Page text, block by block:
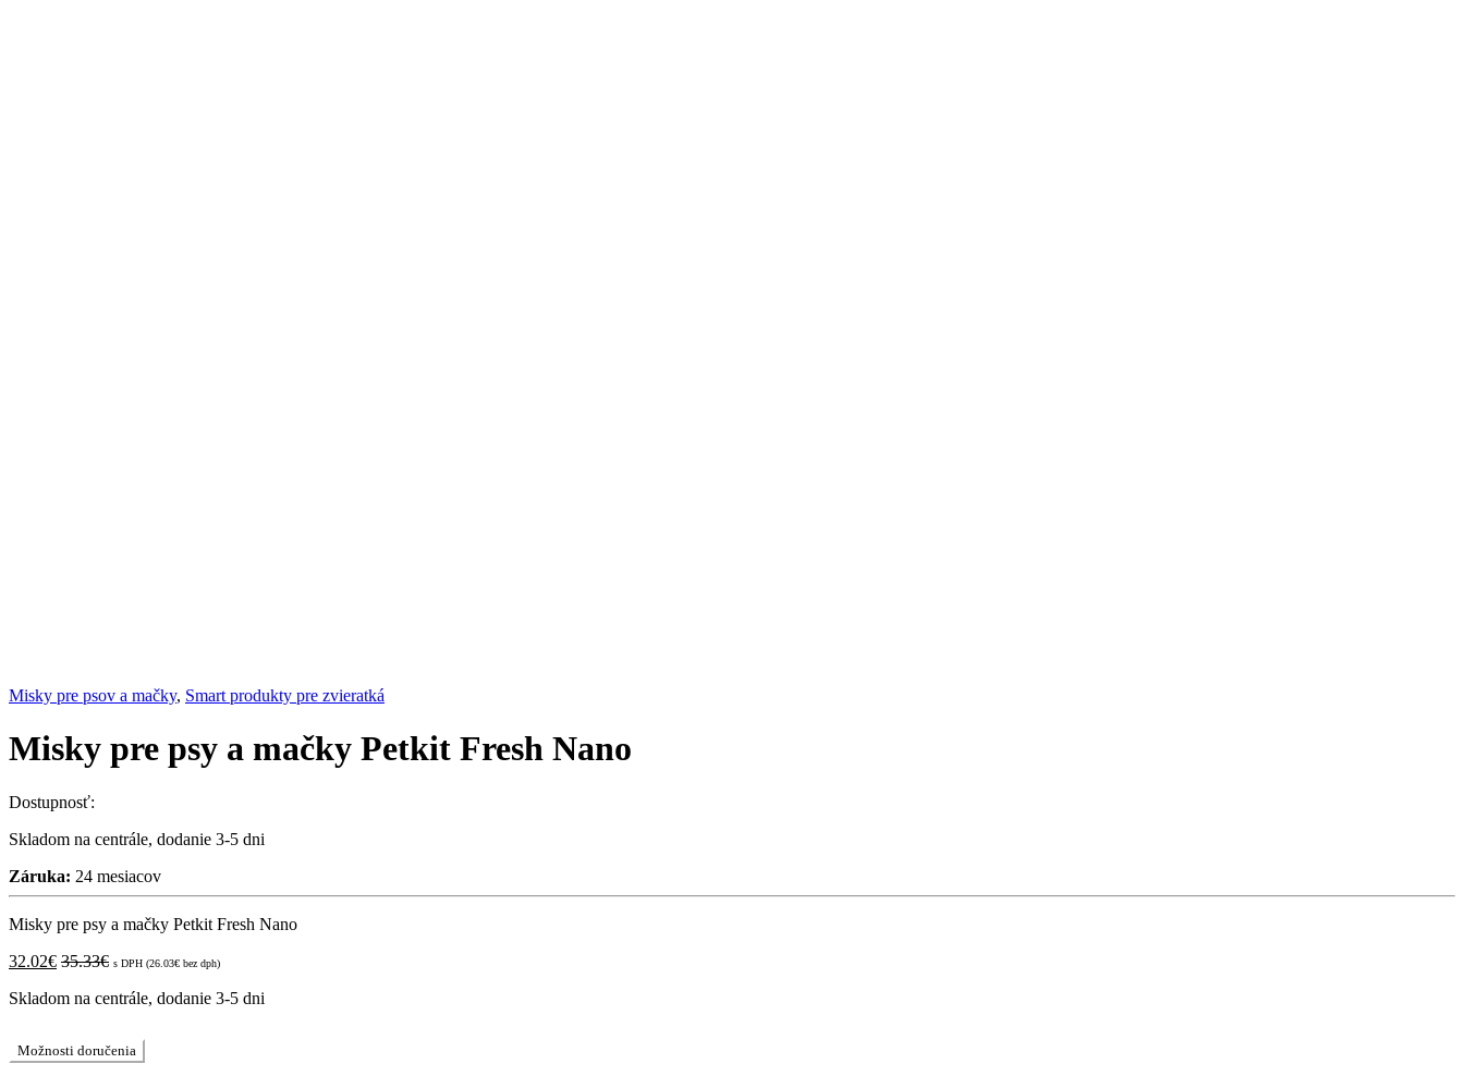
Misky pre psov a mačky, Smart produkty pre zvieratká
Misky pre psy a mačky Petkit Fresh Nano
Dostupnosť:
Skladom na centrále, dodanie 3-5 dni
Záruka: 24 mesiacov
Misky pre psy a mačky Petkit Fresh Nano
32.02€ 35.33€ s DPH (26.03€ bez dph)
Skladom na centrále, dodanie 3-5 dni
Možnosti doručenia